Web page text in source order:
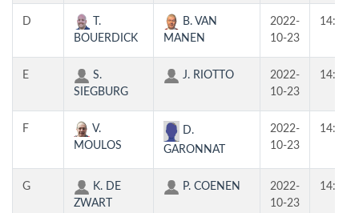
D
T.
BOUERDICK
B. VAN
MANEN
2022-
10-23
14:00
E
S.
SIEGBURG
J. RIOTTO
2022-
10-23
14:00
F
V.
MOULOS
D.
GARONNAT
2022-
10-23
14:00
G
K. DE
ZWART
P. COENEN
2022-
10-23
14:00